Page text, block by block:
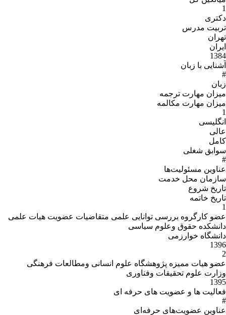
1
دکتری
تربیت مدرس
تهران
ایران
1384
آشنایی با زبان
#
زبان
میزان مهارت ترجمه
میزان مهارت مکالمه
1
انگلیسی
عالی
کامل
سوابق شغلی
#
عناوین مسئولیت‌ها
سازمان محل خدمت
تاریخ شروع
تاریخ خاتمه
1
عضو کارگروه بررسی توانایی علمی متقاضیات عضویت هیات علمی
دانشکده حقوق وعلوم سیاسی
دانشگاه خوارزمی
1396
2
عضو هیات ممیزه پژوهشگاه علوم انسانی ومطالعات فرهنگی
وزارت علوم تحقیقات وفناوری
1395
فعالیت ها و عضویت های حرفه ای
#
عناوین عضویت‌هاى حرفه‌اى